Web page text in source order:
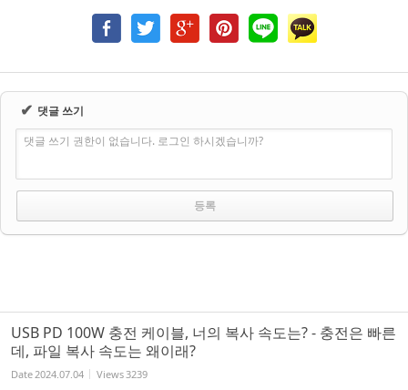
✔ 댓글 쓰기
댓글 쓰기 권한이 없습니다. 로그인 하시겠습니까?
USB PD 100W 충전 케이블, 너의 복사 속도는? - 충전은 빠른
데, 파일 복사 속도는 왜이래?
Date2024.07.04 Views3239